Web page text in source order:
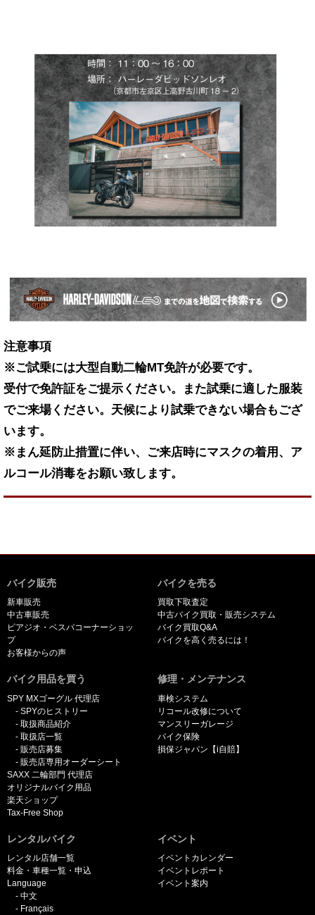
注意事項
※ご試乗には大型自動二輪MT免許が必要です。
受付で免許証をご提示ください。また試乗に適した服装
でご来場ください。天候により試乗できない場合もござ
います。
※まん延防止措置に伴い、ご来店時にマスクの着用、ア
ルコール消毒をお願い致します。
バイク販売
新車販売
中古車販売
ピアジオ・ベスパコーナーショッ
プ
お客様からの声
バイクを売る
買取下取査定
中古バイク買取・販売システム
バイク買取Q&A
バイクを高く売るには！
バイク用品を買う
SPY MXゴーグル 代理店
SPYのヒストリー
取扱商品紹介
取扱店一覧
販売店募集
販売店専用オーダーシート
SAXX 二輪部門 代理店
オリジナルバイク用品
楽天ショップ
Tax-Free Shop
修理・メンテナンス
車検システム
リコール改修について
マンスリーガレージ
バイク保険
損保ジャパン【i自賠】
レンタルバイク
レンタル店舗一覧
料金・車種一覧・申込
Language
中文
Français
イベント
イベントカレンダー
イベントレポート
イベント案内